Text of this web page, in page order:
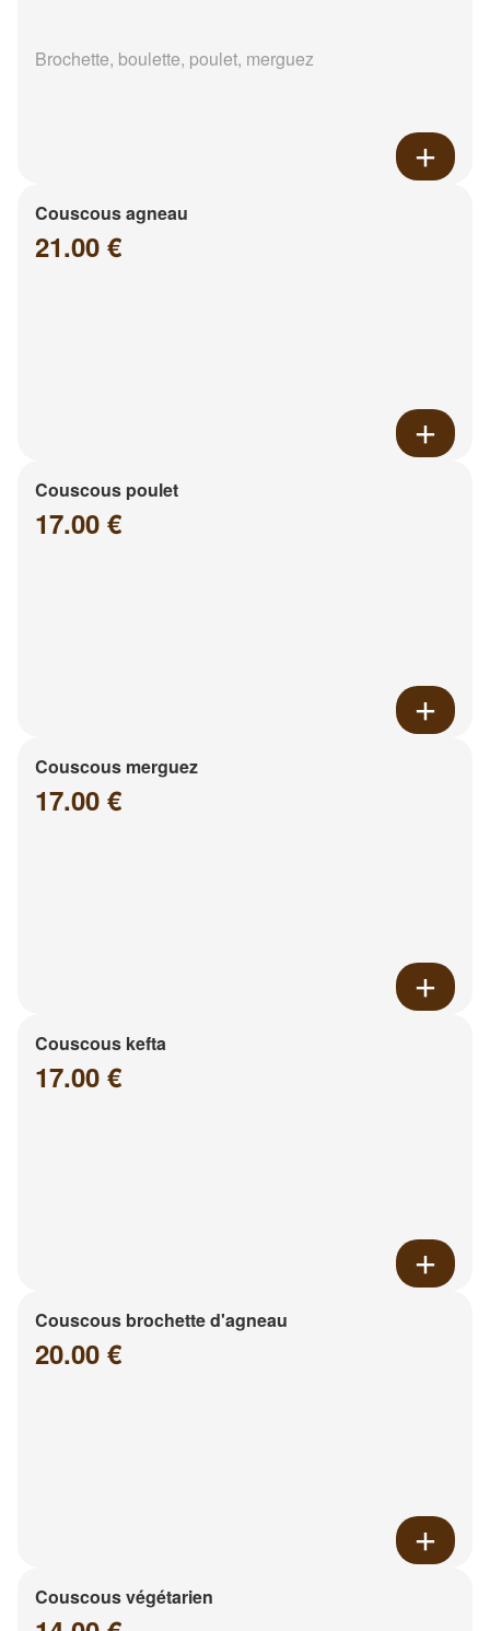
Brochette, boulette, poulet, merguez
Couscous agneau
21.00 €
Couscous poulet
17.00 €
Couscous merguez
17.00 €
Couscous kefta
17.00 €
Couscous brochette d'agneau
20.00 €
Couscous végétarien